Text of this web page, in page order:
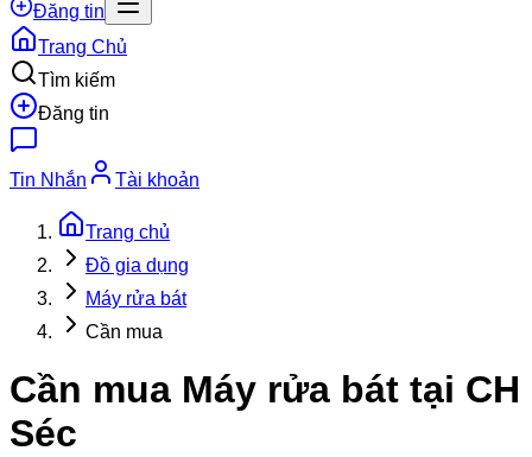
Đăng tin
Trang Chủ
Tìm kiếm
Đăng tin
Tin Nhắn Tài khoản
Trang chủ
Đồ gia dụng
Máy rửa bát
Cần mua
Cần mua Máy rửa bát tại CH
Séc